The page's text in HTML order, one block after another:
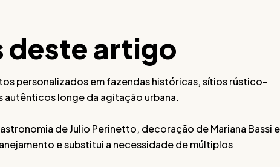
deste artigo
personalizados em fazendas históricas, sítios rústico-
autênticos longe da agitação urbana.
de Julio Perinetto, decoração de Mariana Bassi e
e substitui a necessidade de múltiplos